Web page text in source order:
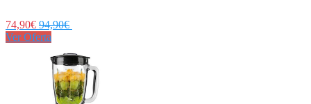
74,90€ 94,90€
Ver Oferta